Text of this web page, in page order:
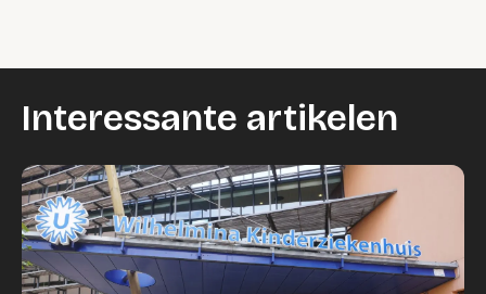
Interessante artikelen